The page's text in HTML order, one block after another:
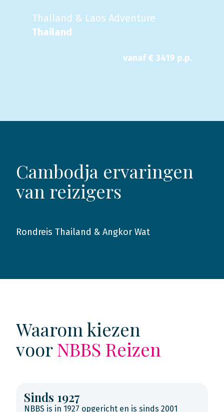
Thailand & Laos Adventure
Thailand
vanaf € 3419 p.p.
Cambodja ervaringen
van reizigers
2015
Rondreis Thailand & Angkor Wat
Waarom kiezen
voorNBBS Reizen
Sinds 1927
NBBS is in 1927 opgericht en is sinds 2001